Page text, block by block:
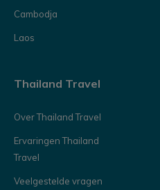
Cambodja
Laos
Thailand Travel
Over Thailand Travel
Ervaringen Thailand
Travel
Veelgestelde vragen